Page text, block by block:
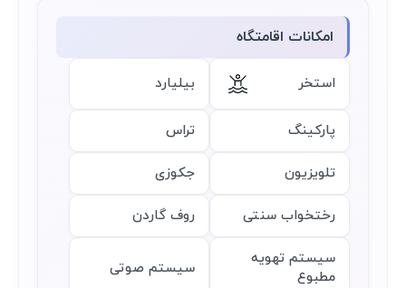
امکانات اقامتگاه
استخر بیلیارد
پارکینگ تراس
تلویزیون جکوزی
رختخواب سنتی روف گاردن
سیستم تهویه
مطبوع
سیستم صوتی